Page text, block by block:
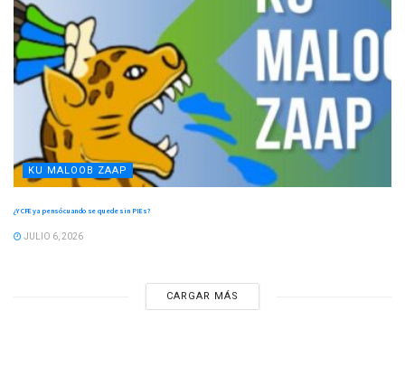
KU MALOOB ZAAP
¿Y CFE ya pensó cuando se quede sin PIEs?
JULIO 6, 2026
CARGAR MÁS